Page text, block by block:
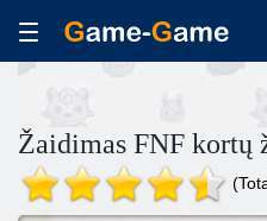
Žaidimas FNF kortų